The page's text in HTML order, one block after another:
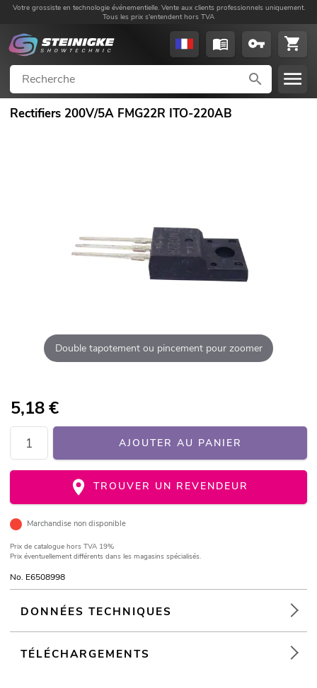
Votre grossiste en technologie événementielle. Vente aux clients professionnels uniquement.
Tous les prix s'entendent hors TVA
Rectifiers 200V/5A FMG22R ITO-220AB
Double tapotement ou pincement pour zoomer
5,18€
AJOUTER AU PANIER
TROUVER UN REVENDEUR
Marchandise non disponible
Prix de catalogue hors TVA 19%
Prix éventuellement différents dans les magasins spécialisés.
No. E6508998
DONNÉES TECHNIQUES
TÉLÉCHARGEMENTS